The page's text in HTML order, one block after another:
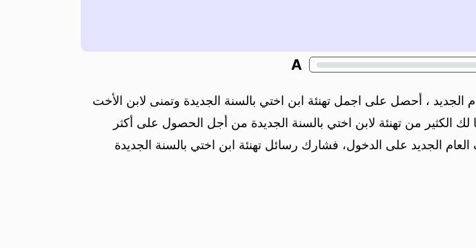
A
، أحصل على اجمل تهنئة ابن اختي بالسنة الجديدة وتمنى لابن الأخت
الكثير من تهنئة لابن اختي بالسنة الجديدة من أجل الحصول على أكثر
الجديد على الدخول، فشارك رسائل تهنئة ابن اختي بالسنة الجديدة